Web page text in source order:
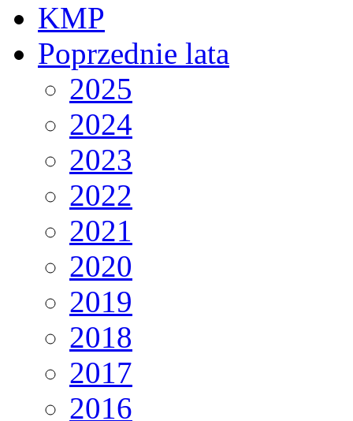
KMP
Poprzednie lata
2025
2024
2023
2022
2021
2020
2019
2018
2017
2016